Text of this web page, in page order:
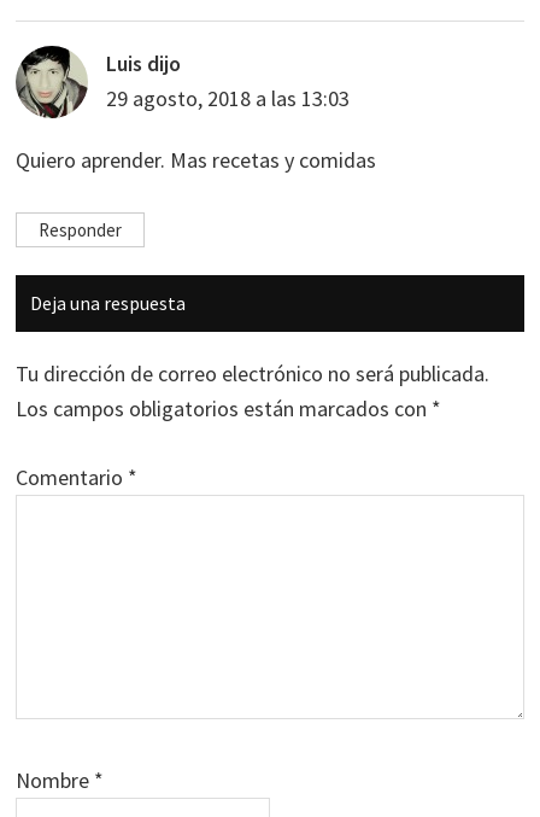
los
lectoresLuis dijo
29 agosto, 2018 a las 13:03
Quiero aprender. Mas recetas y comidas
Responder
Deja una respuesta
Tu dirección de correo electrónico no será publicada.
Los campos obligatorios están marcados con *
Comentario *
Nombre *